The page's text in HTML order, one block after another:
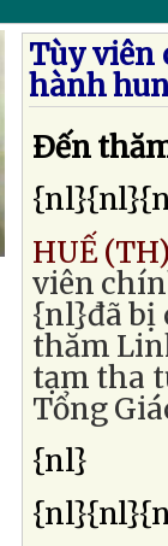
Tùy viên
hành
Ðến
HUẾ
viên
{nl}đã bị
thăm
tạm tha
Tổng
{nl}